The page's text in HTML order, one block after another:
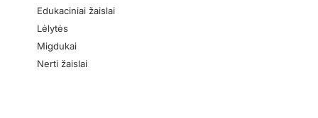
Edukaciniai žaislai
Lėlytės
Migdukai
Nerti žaislai